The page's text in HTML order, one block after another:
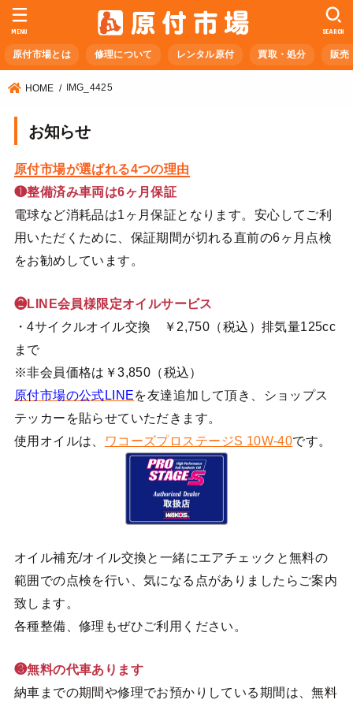
原付市場とは 修理について レンタル原付 買取・処分 販売
SEARCH
MENU
HOME IMG_4425
お知らせ
原付市場が選ばれる4つの理由
❶整備済み車両は6ヶ月保証
電球など消耗品は1ヶ月保証となります。安心してご利
用いただくために、保証期間が切れる直前の6ヶ月点検
をお勧めしています。
❷LINE会員様限定オイルサービス
・4サイクルオイル交換 ￥2,750（税込）排気量125cc
まで
※非会員価格は￥3,850（税込）
原付市場の公式LINEを友達追加して頂き、ショップス
テッカーを貼らせていただきます。
使用オイルは、
ワコーズプロステージS 10W-40です。
オイル補充/オイル交換と一緒にエアチェックと無料の
範囲での点検を行い、気になる点がありましたらご案内
致します。
各種整備、修理もぜひご利用ください。
❸無料の代車あります
納車までの期間や修理でお預かりしている期間は、無料